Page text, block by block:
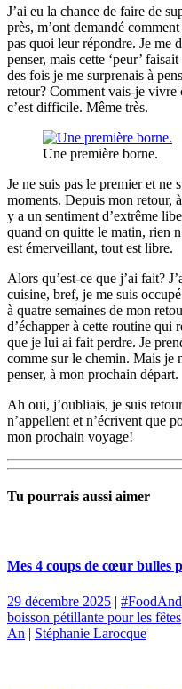
J’ai eu la chance de faire de
près, m’ont demandé
pas quoi leur répondre. Je me
penser, mais cette ‘peur’
des fois je me surprenais à
retour? Comment vais-je vivre
c’est difficile. Même très.
Une première borne.
Je ne suis pas le premier et ne
moments. Depuis mon retour,
y a un sentiment d’extrême
quand on quitte le matin, rien
est émerveillant, tout est libre.
Alors qu’est-ce que j’ai fait?
cuisine, bref, je me suis
à quatre semaines de mon
d’échapper à cette routine qui
que je lui ai fait perdre. Je
comme sur le chemin. Mais je
penser, à mon prochain départ.
Ah oui, j’oubliais, je suis
n’appellent et n’écrivent que
mon prochain voyage!
Tu pourrais aussi aimer
Mes 4 coups de cœur bulles
29 décembre 2025 |
boisson pétillante pour les fêtes
An | Stéphanie Larocque